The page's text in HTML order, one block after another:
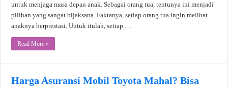
untuk menjaga masa depan anak. Sebagai orang tua, tentunya ini menjadi
pilihan yang sangat bijaksana. Faktanya, setiap orang tua ingin melihat
anaknya berprestasi. Untuk itulah, setiap …
Read More »
Harga Asuransi Mobil Toyota Mahal? Bisa